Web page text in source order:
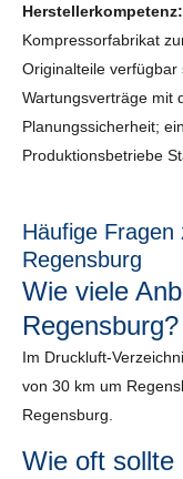
Herstellerkompetenz:
Kompressorfabrikat
Originalteile verfügbar
Wartungsverträge mit
Planungssicherheit;
Produktionsbetriebe
Häufige Fragen
Regensburg
Wie viele
Regensburg?
Im Druckluft-
von 30 km um
Regensburg.
Wie oft sollte